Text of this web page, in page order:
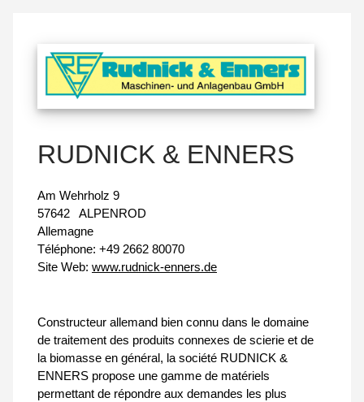
RUDNICK & ENNERS
Am Wehrholz 9
57642
ALPENROD
Allemagne
Téléphone: +49 2662 80070
Site Web: www.rudnick-enners.de
Constructeur allemand bien connu dans le domaine
de traitement des produits connexes de scierie et de
la biomasse en général, la société RUDNICK &
ENNERS propose une gamme de matériels
permettant de répondre aux demandes les plus